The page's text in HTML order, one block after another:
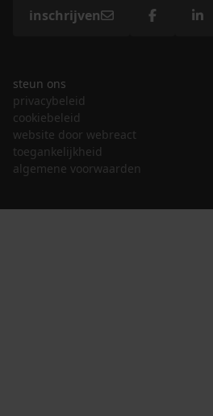
inschrijven
steun ons
privacybeleid
cookiebeleid
website door webreact
toegankelijkheid
algemene voorwaarden